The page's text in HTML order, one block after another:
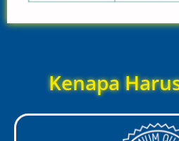
Kenapa